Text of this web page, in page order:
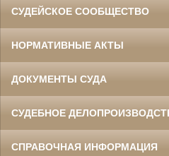
СУДЕЙСКОЕ СООБЩЕСТВО
НОРМАТИВНЫЕ АКТЫ
ДОКУМЕНТЫ СУДА
СУДЕБНОЕ
СПРАВОЧНАЯ ИНФОРМАЦИЯ